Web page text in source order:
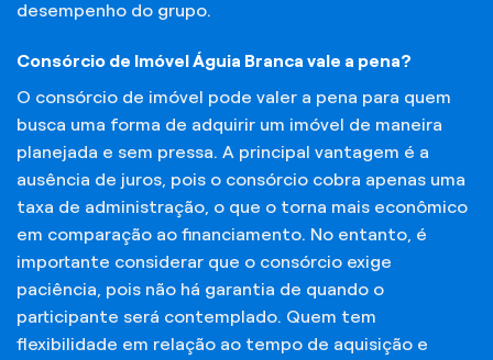
desempenho do grupo.
Consórcio de Imóvel Águia Branca vale a pena?
O consórcio de imóvel pode valer a pena para quem
busca uma forma de adquirir um imóvel de maneira
planejada e sem pressa. A principal vantagem é a
ausência de juros, pois o consórcio cobra apenas uma
taxa de administração, o que o torna mais econômico
em comparação ao financiamento. No entanto, é
importante considerar que o consórcio exige
paciência, pois não há garantia de quando o
participante será contemplado. Quem tem
flexibilidade em relação ao tempo de aquisição e